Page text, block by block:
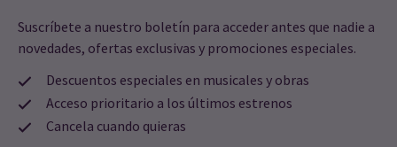
Suscríbete a nuestro boletín para acceder antes que nadie a
novedades, ofertas exclusivas y promociones especiales.
Descuentos especiales en musicales y obras
Acceso prioritario a los últimos estrenos
Cancela cuando quieras